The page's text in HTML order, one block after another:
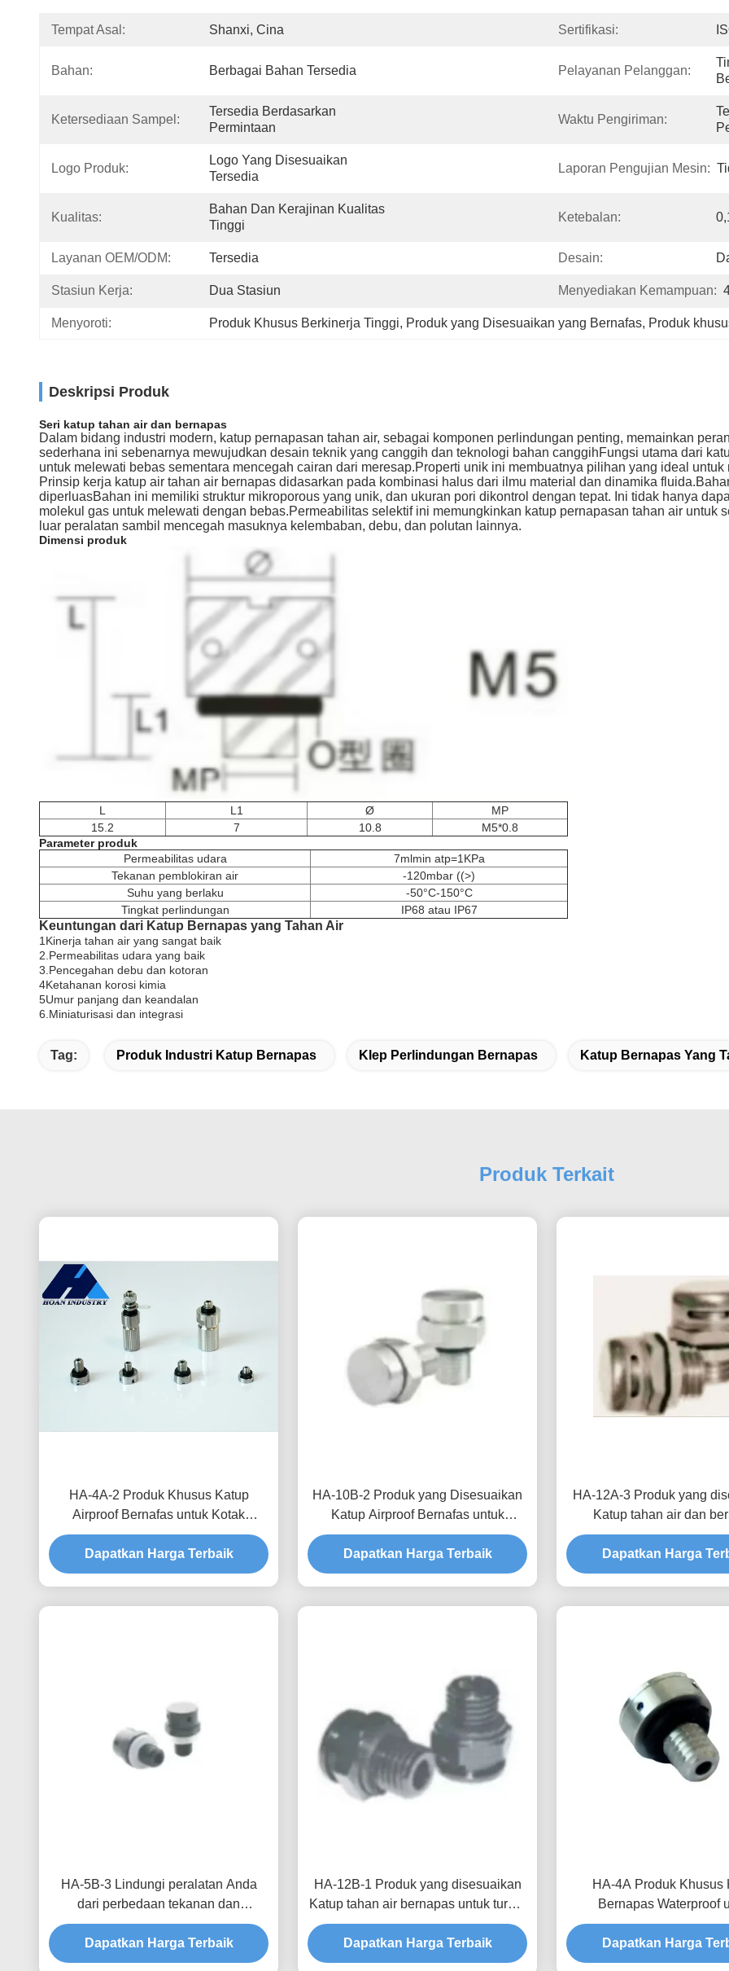
Tempat Asal: Shanxi, Cina Sertifikasi:
Bahan: Berbagai Bahan Tersedia Pelayanan Pelanggan:
Ketersediaan Sampel:
Tersedia Berdasarkan
Permintaan
Waktu Pengiriman:
Logo Produk:
Logo Yang Disesuaikan
Tersedia
Laporan Pengujian Mesin:
Kualitas:
Bahan Dan Kerajinan Kualitas
Tinggi
Ketebalan:
Layanan OEM/ODM: Tersedia Desain:
Stasiun Kerja: Dua Stasiun Menyediakan Kemampuan:
Menyoroti: Produk Khusus Berkinerja Tinggi, Produk yang Disesuaikan yang Bernafas, Produk
Deskripsi Produk
Seri katup tahan air dan bernapas
Dalam bidang industri modern, katup pernapasan tahan air, sebagai komponen perlindungan penting, memainkan
sederhana ini sebenarnya mewujudkan desain teknik yang canggih dan teknologi bahan canggihFungsi utama dari
untuk melewati bebas sementara mencegah cairan dari meresap.Properti unik ini membuatnya pilihan yang ideal
Prinsip kerja katup air tahan air bernapas didasarkan pada kombinasi halus dari ilmu material dan dinamika
diperluasBahan ini memiliki struktur mikroporous yang unik, dan ukuran pori dikontrol dengan tepat. Ini tidak hanya
molekul gas untuk melewati dengan bebas.Permeabilitas selektif ini memungkinkan katup pernapasan tahan air untuk
luar peralatan sambil mencegah masuknya kelembaban, debu, dan polutan lainnya.
Dimensi produk
L L1 Ø
MP
15.2
7 10.8
M5*0.8
Parameter produk
Permeabilitas udara
7mlmin atp=1KPa
Tekanan pemblokiran air
-120mbar ((>)
Suhu yang berlaku
-50°C-150°C
Tingkat perlindungan
IP68 atau IP67
Keuntungan dari Katup Bernapas yang Tahan Air
1Kinerja tahan air yang sangat baik
2.Permeabilitas udara yang baik
3.Pencegahan debu dan kotoran
4Ketahanan korosi kimia
5Umur panjang dan keandalan
6.Miniaturisasi dan integrasi
Tag: Produk Industri Katup Bernapas Klep Perlindungan Bernapas Katup Bernapas Yang
Produk Terkait
HA-4A-2 Produk Khusus Katup
Airproof Bernafas untuk Kotak
Distribusi Waterproofing dan Proteksi
Kelembaban
Dapatkan Harga Terbaik
HA-10B-2 Produk yang Disesuaikan
Katup Airproof Bernafas untuk
Peningkatan Keandalan dan Umur
Layanan di Sistem Energi Baru
Dapatkan Harga Terbaik
HA-12A-3 Produk yang
Katup tahan air dan
Kombinasi teknologi dan
sempurna
Dapatkan Harga
HA-5B-3 Lindungi peralatan Anda
dari perbedaan tekanan dan
lingkungan lembab dengan katup
tahan air dan bernapas yang
disesuaikan
Dapatkan Harga Terbaik
HA-12B-1 Produk yang disesuaikan
Katup tahan air bernapas untuk turbin
angin dengan permeabilitas udara
yang tinggi dan tekanan pemblokiran
air
Dapatkan Harga Terbaik
HA-4A Produk Khusus
Bernapas Waterproof
Perlindungan Peralatan
dan Stabilitas Tekanan
Dapatkan Harga